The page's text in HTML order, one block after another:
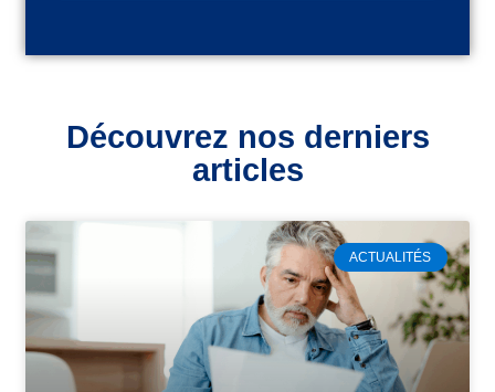
Découvrez nos derniers
articles
ACTUALITÉS